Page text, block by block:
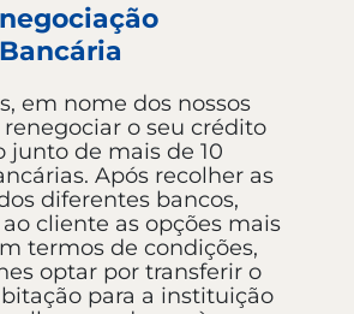
Bancária
em nome dos nossos
o seu crédito
junto de mais de 10
Após recolher as
diferentes bancos,
cliente as opções mais
termos de condições,
optar por transferir o
para a instituição